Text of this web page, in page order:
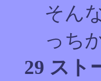
そん
っち
29 スト